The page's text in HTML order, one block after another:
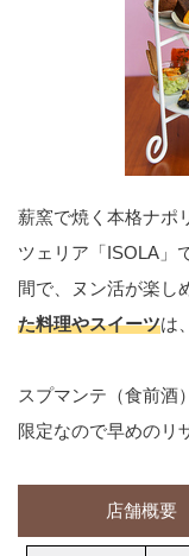
薪窯で焼く本格ナポ
ツェリア「ISOLA」
間で、ヌン活が楽し
た料理やスイーツは
スプマンテ（食前酒
限定なので早めのリ
店舗概要